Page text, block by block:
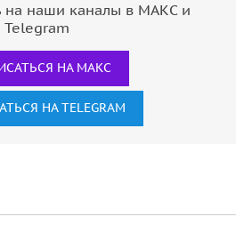
на наши каналы в МАКС и
Telegram
НА МАКС
НА TELEGRAM